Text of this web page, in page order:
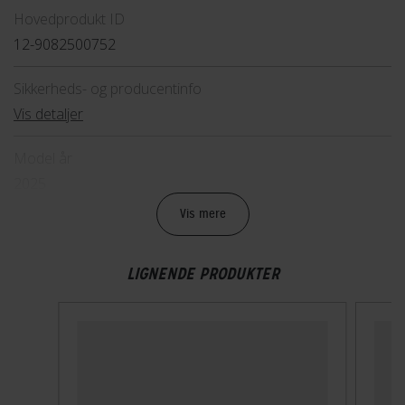
Hovedprodukt ID
12-9082500752
Sikkerheds- og producentinfo
Vis detaljer
Vis mere
LIGNENDE PRODUKTER